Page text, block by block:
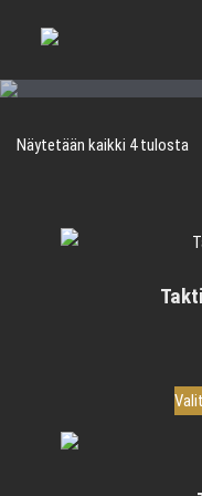
Näytetään kaikki 4 tulosta